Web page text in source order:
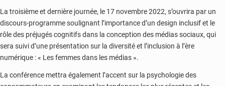
La troisième et dernière journée, le 17 novembre 2022, s’ouvrira par un
discours-programme soulignant l’importance d’un design inclusif et le
rôle des préjugés cognitifs dans la conception des médias sociaux, qui
sera suivi d’une présentation sur la diversité et l’inclusion à l’ère
numérique : « Les femmes dans les médias ».
La conférence mettra également l’accent sur la psychologie des